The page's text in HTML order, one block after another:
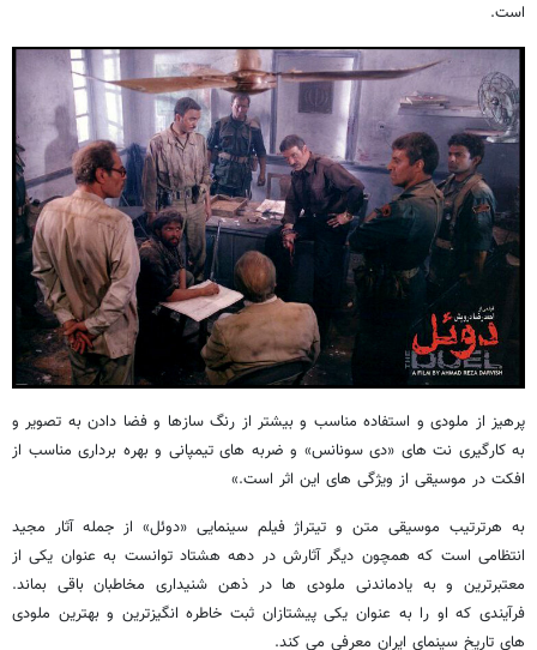
است.
پرهیز از ملودی و استفاده مناسب و بیشتر از رنگ سازها و فضا دادن به تصویر و
به کارگیری نت های «دی سونانس» و ضربه های تیمپانی و بهره برداری مناسب از
افکت در موسیقی از ویژگی های این اثر است.»
به هرترتیب موسیقی متن و تیتراژ فیلم سینمایی «دوئل» از جمله آثار مجید
انتظامی است که همچون دیگر آثارش در دهه هشتاد توانست به عنوان یکی از
معتبرترین و به یادماندنی ملودی ها در ذهن شنیداری مخاطبان باقی بماند.
فرآیندی که او را به عنوان یکی پیشتازان ثبت خاطره انگیزترین و بهترین ملودی
های تاریخ سینمای ایران معرفی می کند.